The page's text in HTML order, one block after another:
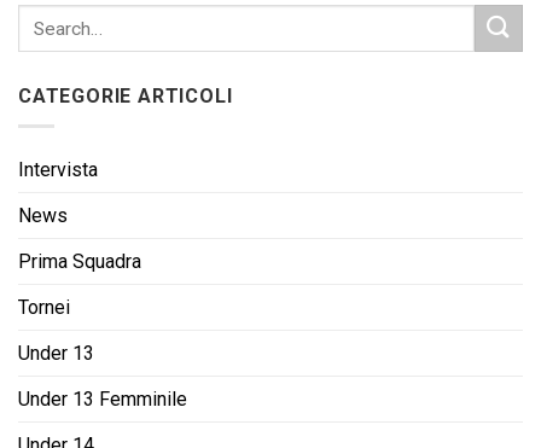
CATEGORIE ARTICOLI
Intervista
News
Prima Squadra
Tornei
Under 13
Under 13 Femminile